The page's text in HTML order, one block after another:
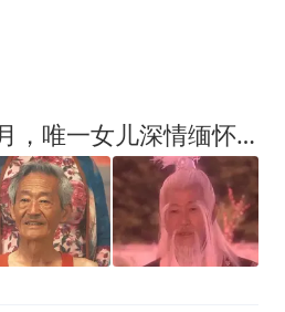
“妹爷”去世1个多月，唯一女儿深情缅怀，曝其生前吃饭温馨画面